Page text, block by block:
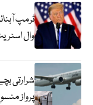
ٹرمپ
وال
شرارتی
پرواز